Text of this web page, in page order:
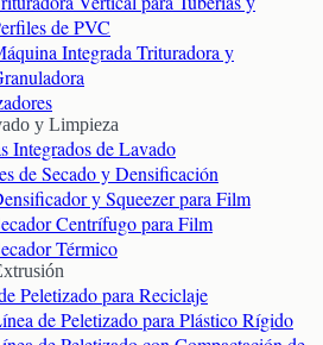
de PVC
Integrada Trituradora y
y Limpieza
Integrados de Lavado
de Secado y Densificación
y Squeezer para Film
Centrífugo para Film
Térmico
Peletizado para Reciclaje
de Peletizado para Plástico Rígido